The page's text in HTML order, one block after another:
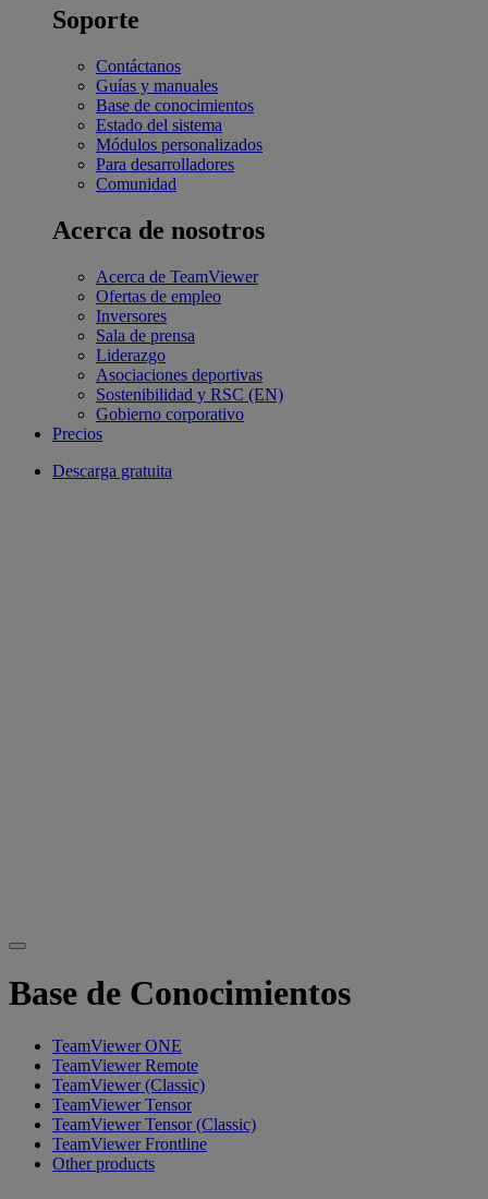
Soporte
Contáctanos
Guías y manuales
Base de conocimientos
Estado del sistema
Módulos personalizados
Para desarrolladores
Comunidad
Acerca de nosotros
Acerca de TeamViewer
Ofertas de empleo
Inversores
Sala de prensa
Liderazgo
Asociaciones deportivas
Sostenibilidad y RSC (EN)
Gobierno corporativo
Precios
Descarga gratuita
Base de Conocimientos
TeamViewer ONE
TeamViewer Remote
TeamViewer (Classic)
TeamViewer Tensor
TeamViewer Tensor (Classic)
TeamViewer Frontline
Other products